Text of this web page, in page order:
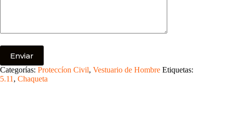
Categorías: Proteccíon Civil, Vestuario de Hombre Etiquetas:
5.11 , Chaqueta